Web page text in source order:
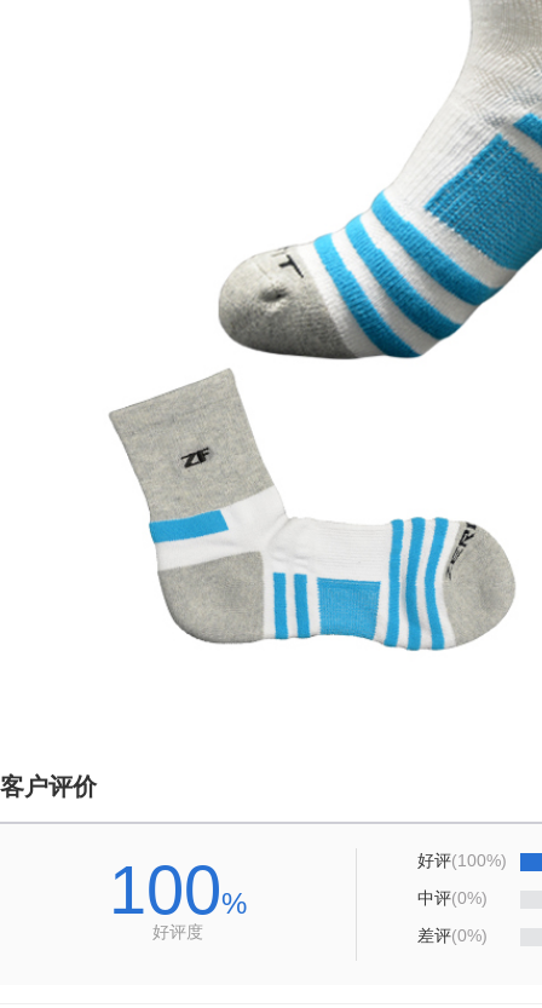
客户评价
100%
好评度
好评(100%)
中评(0%)
差评(0%)